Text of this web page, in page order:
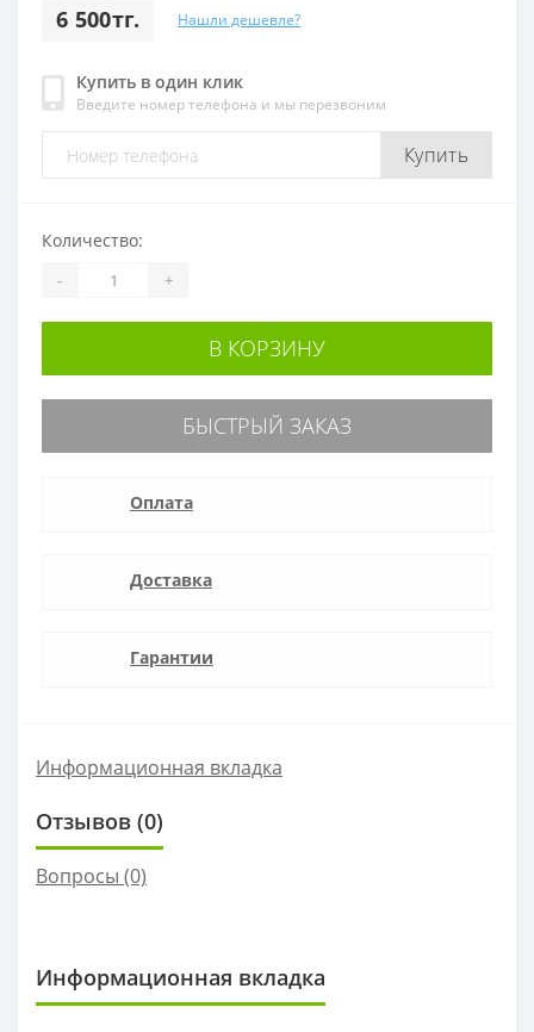
6 500тг. Нашли дешевле?
Купить в один клик
Введите номер телефона и мы перезвоним
Купить
Количество:
- +
В КОРЗИНУ
БЫСТРЫЙ ЗАКАЗ
Оплата
Доставка
Гарантии
Информационная вкладка
Отзывов (0)
Вопросы (0)
Информационная вкладка